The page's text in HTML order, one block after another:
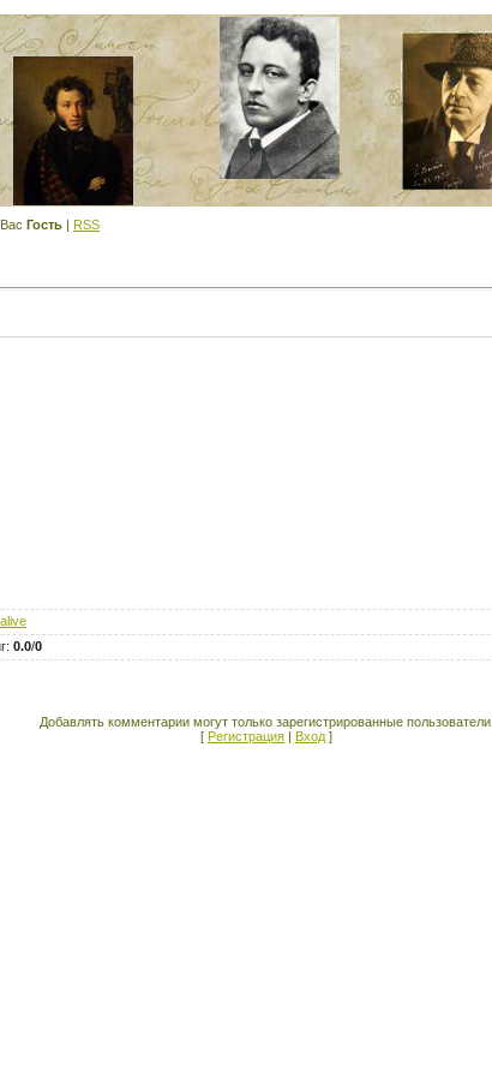
Гость | RSS
: 0.0/0
Добавлять комментарии могут только зарегистрированные пользователи.
[ Регистрация | Вход ]